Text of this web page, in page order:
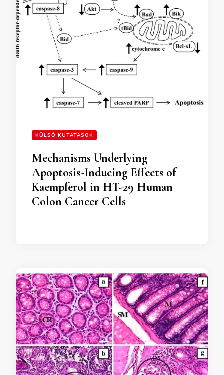
KÜLSŐ KUTATÁSOK
Mechanisms Underlying
Apoptosis-Inducing Effects of
Kaempferol in HT-29 Human
Colon Cancer Cells